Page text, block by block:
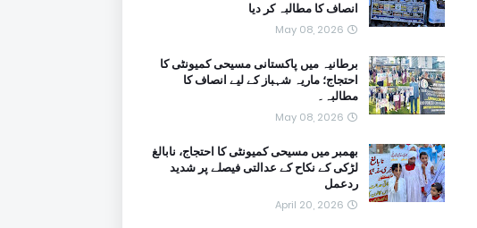
انصاف کا مطالبہ کر دیا
May 08, 2026
برطانیہ میں پاکستانی مسیحی کمیونٹی کا
احتجاج؛ ماریہ شہباز کے لیے انصاف کا
مطالبہ۔
May 08, 2026
بھمبر میں مسیحی کمیونٹی کا احتجاج، نابالغ
لڑکی کے نکاح کے عدالتی فیصلے پر شدید
ردعمل
April 20, 2026